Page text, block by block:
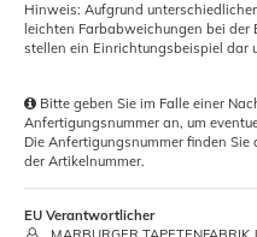
Hinweis: Aufgrund
leichten Farbabweichungen bei
stellen ein Einrichtungsbeispiel dar
Bitte geben Sie im Falle einer
Anfertigungsnummer an, um
Die Anfertigungsnummer finden Sie
der Artikelnummer.
EU Verantwortlicher